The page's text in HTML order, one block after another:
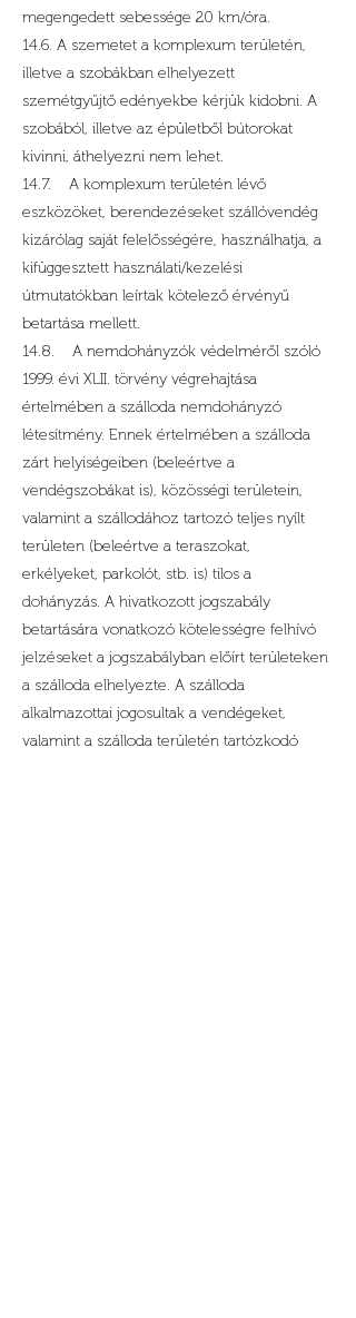
megengedett sebessége 20 km/óra.
14.6. A szemetet a komplexum területén,
illetve a szobákban elhelyezett
szemétgyűjtő edényekbe kérjük kidobni. A
szobából, illetve az épületből bútorokat
kivinni, áthelyezni nem lehet.
14.7. A komplexum területén lévő
eszközöket, berendezéseket szállóvendég
kizárólag saját felelősségére, használhatja, a
kifüggesztett használati/kezelési
útmutatókban leírtak kötelező érvényű
betartása mellett.
14.8. A nemdohányzók védelméről szóló
1999. évi XLII. törvény végrehajtása
értelmében a szálloda nemdohányzó
létesítmény. Ennek értelmében a szálloda
zárt helyiségeiben (beleértve a
vendégszobákat is), közösségi területein,
valamint a szállodához tartozó teljes nyílt
területen (beleértve a teraszokat,
erkélyeket, parkolót, stb. is) tilos a
dohányzás. A hivatkozott jogszabály
betartására vonatkozó kötelességre felhívó
jelzéseket a jogszabályban előírt területeken
a szálloda elhelyezte. A szálloda
alkalmazottai jogosultak a vendégeket,
valamint a szálloda területén tartózkodó